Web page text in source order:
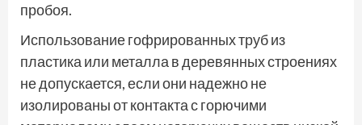
пробоя.
Использование гофрированных труб из
пластика или металла в деревянных строениях
не допускается, если они надежно не
изолированы от контакта с горючими